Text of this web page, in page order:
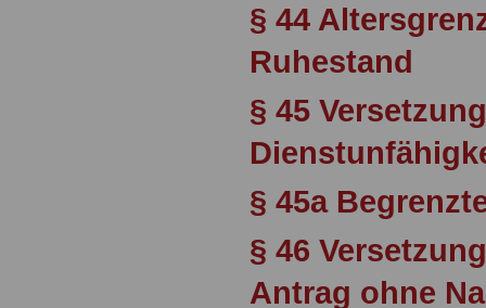
§ 44
Ruhestand
§ 45
§ 45a
§ 46
Antrag ohne